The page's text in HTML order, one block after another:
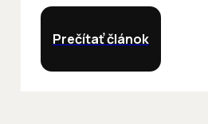
Prečítať článok